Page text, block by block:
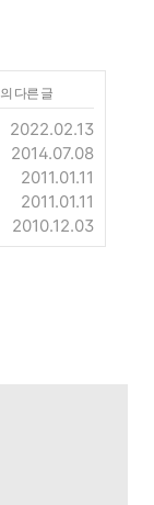
다른 글
2022.02.13
2014.07.08
2011.01.11
2011.01.11
2010.12.03